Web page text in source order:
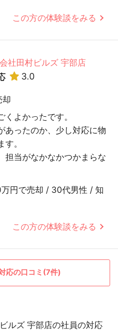
この方の体験談をみる
社田村ビルズ 宇部店
3.0
却
よかったです。
あったのか、少し対応に物
。
担当がなかなかつかまらな
円で売却 / 30代男性 / 知
この方の体験談をみる
応の口コミ(7件)
ルズ 宇部店の社員の対応